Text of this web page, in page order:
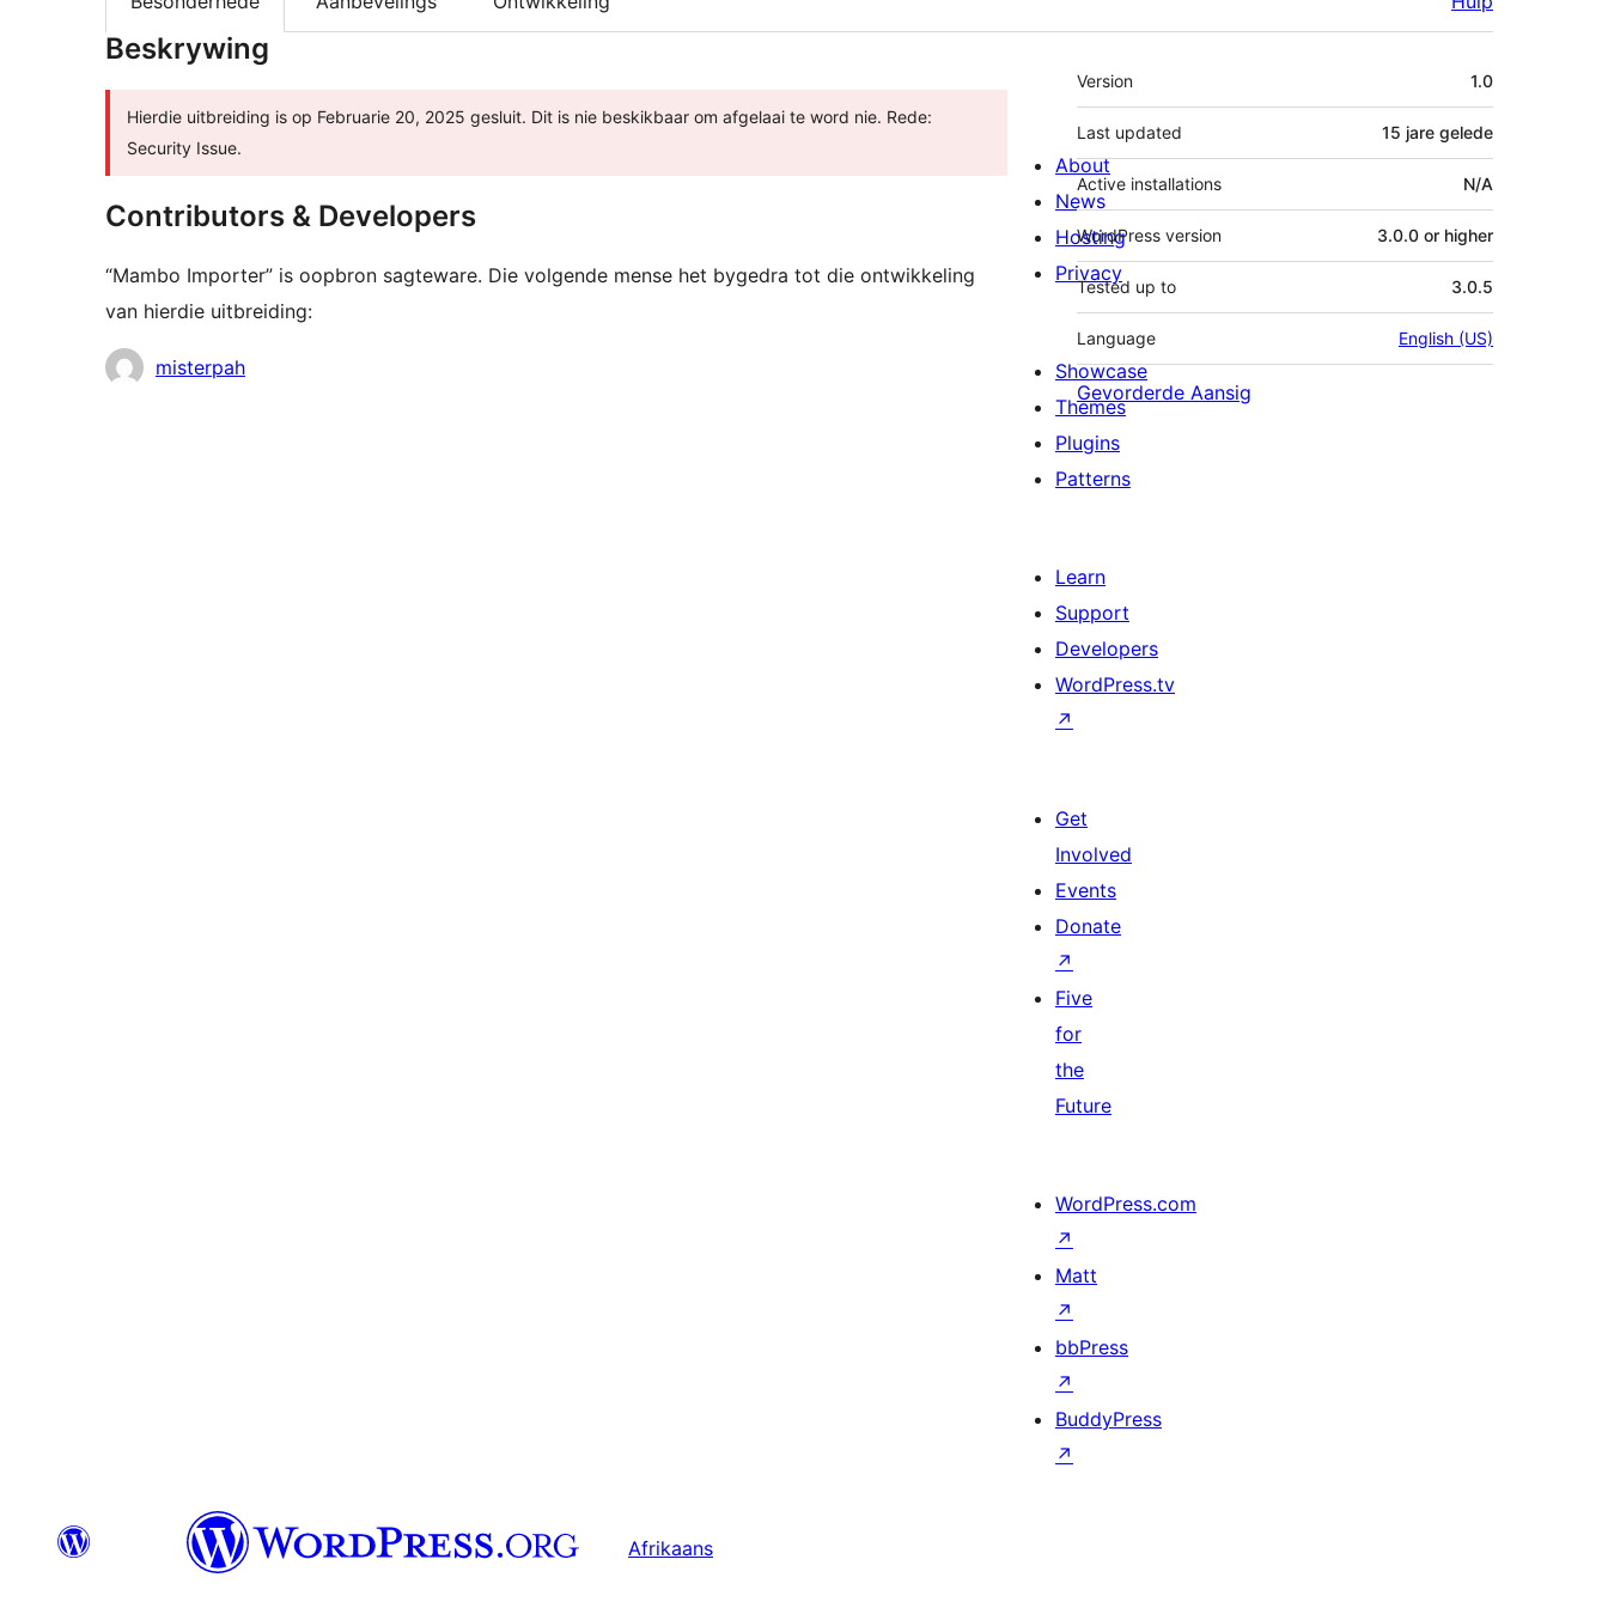
Beskrywing
Hierdie uitbreiding is op Februarie 20, 2025 gesluit. Dit is nie beskikbaar om afgelaai te word nie. Rede:
Security Issue.
Contributors & Developers
“Mambo Importer” is oopbron sagteware. Die volgende mense het bygedra tot die ontwikkeling
van hierdie uitbreiding:
Contributors
misterpah
Meta
Version 1.0
Last updated 15 jare gelede
Active installations N/A
WordPress version 3.0.0 or higher
Tested up to 3.0.5
Language English (US)
Gevorderde Aansig
About
News
Hosting
Privacy
Showcase
Themes
Plugins
Patterns
Learn
Support
Developers
WordPress.tv
↗
Get
Involved
Events
Donate
↗
Five
for
the
Future
WordPress.com
↗
Matt
↗
bbPress
↗
BuddyPress
↗
Afrikaans